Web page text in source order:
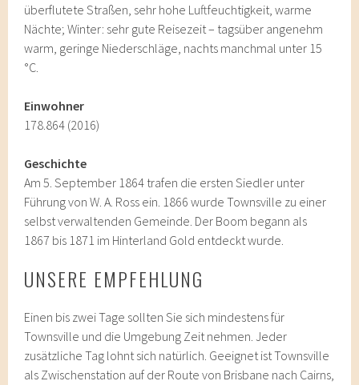
überflutete Straßen, sehr hohe Luftfeuchtigkeit, warme
Nächte; Winter: sehr gute Reisezeit – tagsüber angenehm
warm, geringe Niederschläge, nachts manchmal unter 15
°C.
Einwohner
178.864 (2016)
Geschichte
Am 5. September 1864 trafen die ersten Siedler unter
Führung von W. A. Ross ein. 1866 wurde Townsville zu einer
selbst verwaltenden Gemeinde. Der Boom begann als
1867 bis 1871 im Hinterland Gold entdeckt wurde.
UNSERE EMPFEHLUNG
Einen bis zwei Tage sollten Sie sich mindestens für
Townsville und die Umgebung Zeit nehmen. Jeder
zusätzliche Tag lohnt sich natürlich. Geeignet ist Townsville
als Zwischenstation auf der Route von Brisbane nach Cairns,